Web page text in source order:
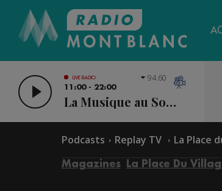
LIVE RADIO
11:00 - 22:00
La Musique au Sommet
94.60
Podcasts Replay TV La Place
Magazines La Place Du